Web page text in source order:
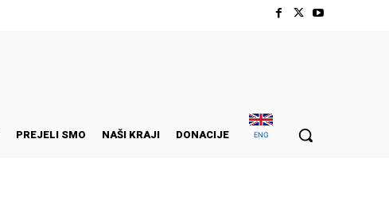
PREJELI SMO NAŠI KRAJI DONACIJE ENG